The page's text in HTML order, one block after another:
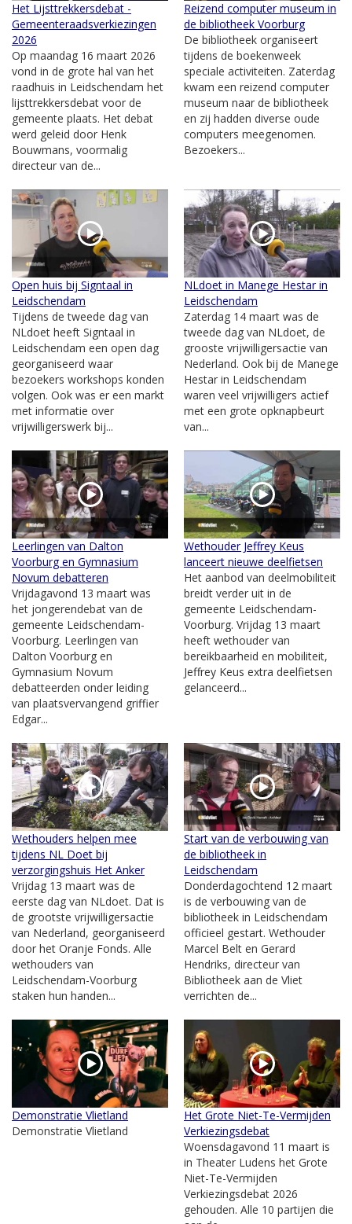
Het Lijsttrekkersdebat -
Gemeenteraadsverkiezingen
2026
Op maandag 16 maart 2026
vond in de grote hal van het
raadhuis in Leidschendam het
lijsttrekkersdebat voor de
gemeente plaats. Het debat
werd geleid door Henk
Bouwmans, voormalig
directeur van de...
Reizend computer museum in
de bibliotheek Voorburg
De bibliotheek organiseert
tijdens de boekenweek
speciale activiteiten. Zaterdag
kwam een reizend computer
museum naar de bibliotheek
en zij hadden diverse oude
computers meegenomen.
Bezoekers...
Open huis bij Signtaal in
Leidschendam
Tijdens de tweede dag van
NLdoet heeft Signtaal in
Leidschendam een open dag
georganiseerd waar
bezoekers workshops konden
volgen. Ook was er een markt
met informatie over
vrijwilligerswerk bij...
NLdoet in Manege Hestar in
Leidschendam
Zaterdag 14 maart was de
tweede dag van NLdoet, de
grooste vrijwilligersactie van
Nederland. Ook bij de Manege
Hestar in Leidschendam
waren veel vrijwilligers actief
met een grote opknapbeurt
van...
Leerlingen van Dalton
Voorburg en Gymnasium
Novum debatteren
Vrijdagavond 13 maart was
het jongerendebat van de
gemeente Leidschendam-
Voorburg. Leerlingen van
Dalton Voorburg en
Gymnasium Novum
debatteerden onder leiding
van plaatsvervangend griffier
Edgar...
Wethouder Jeffrey Keus
lanceert nieuwe deelfietsen
Het aanbod van deelmobiliteit
breidt verder uit in de
gemeente Leidschendam-
Voorburg. Vrijdag 13 maart
heeft wethouder van
bereikbaarheid en mobiliteit,
Jeffrey Keus extra deelfietsen
gelanceerd...
Wethouders helpen mee
tijdens NL Doet bij
verzorgingshuis Het Anker
Vrijdag 13 maart was de
eerste dag van NLdoet. Dat is
de grootste vrijwilligersactie
van Nederland, georganiseerd
door het Oranje Fonds. Alle
wethouders van
Leidschendam-Voorburg
staken hun handen...
Start van de verbouwing van
de bibliotheek in
Leidschendam
Donderdagochtend 12 maart
is de verbouwing van de
bibliotheek in Leidschendam
officieel gestart. Wethouder
Marcel Belt en Gerard
Hendriks, directeur van
Bibliotheek aan de Vliet
verrichten de...
Demonstratie Vlietland
Demonstratie Vlietland
Het Grote Niet-Te-Vermijden
Verkiezingsdebat
Woensdagavond 11 maart is
in Theater Ludens het Grote
Niet-Te-Vermijden
Verkiezingsdebat 2026
gehouden. Alle 10 partijen die